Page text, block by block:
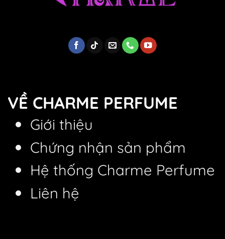
VỀ CHARME PERFUME
Giới thiệu
Chứng nhận sản phẩm
Hệ thống Charme Perfume
Liên hệ